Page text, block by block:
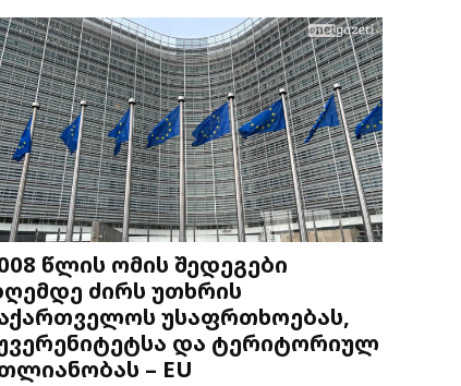
წლის ომის შედეგები
ძირს უთხრის
უსაფრთხოებას,
და ტერიტორიულ
– EU